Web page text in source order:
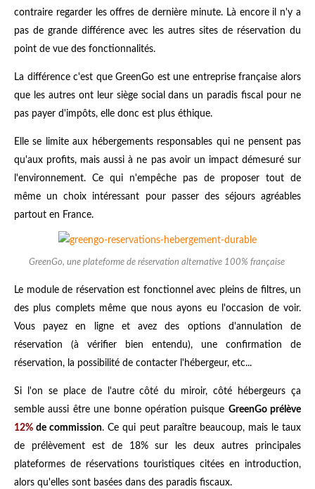
contraire regarder les offres de dernière minute. Là encore il n'y a
pas de grande différence avec les autres sites de réservation du
point de vue des fonctionnalités.
La différence c'est que GreenGo est une entreprise française alors
que les autres ont leur siège social dans un paradis fiscal pour ne
pas payer d'impôts, elle donc est plus éthique.
Elle se limite aux hébergements responsables qui ne pensent pas
qu'aux profits, mais aussi à ne pas avoir un impact démesuré sur
l'environnement. Ce qui n'empêche pas de proposer tout de
même un choix intéressant pour passer des séjours agréables
partout en France.
GreenGo, une plateforme de réservation alternative 100% française
Le module de réservation est fonctionnel avec pleins de filtres, un
des plus complets même que nous ayons eu l'occasion de voir.
Vous payez en ligne et avez des options d'annulation de
réservation (à vérifier bien entendu), une confirmation de
réservation, la possibilité de contacter l'hébergeur, etc...
Si l'on se place de l'autre côté du miroir, côté hébergeurs ça
semble aussi être une bonne opération puisque GreenGo prélève
12% de commission. Ce qui peut paraître beaucoup, mais le taux
de prélèvement est de 18% sur les deux autres principales
plateformes de réservations touristiques citées en introduction,
alors qu'elles sont basées dans des paradis fiscaux.